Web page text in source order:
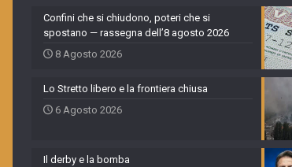
Confini che si chiudono, poteri che si
spostano — rassegna dell’8 agosto 2026
8 Agosto 2026
Lo Stretto libero e la frontiera chiusa
6 Agosto 2026
Il derby e la bomba